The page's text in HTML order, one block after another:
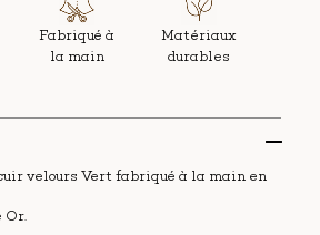
Fabriqué à
la main
Matériaux
durables
velours Vert fabriqué à la main en